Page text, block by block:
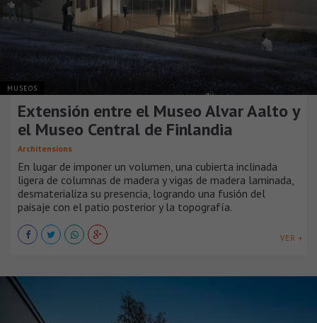
MUSEOS
Extensión entre el Museo Alvar Aalto y
el Museo Central de Finlandia
Architensions
En lugar de imponer un volumen, una cubierta inclinada
ligera de columnas de madera y vigas de madera laminada,
desmaterializa su presencia, logrando una fusión del
paisaje con el patio posterior y la topografía.
VER +